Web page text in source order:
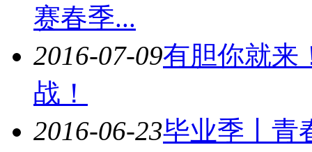
赛春季...
2016-07-09有胆你就来
战！
2016-06-23毕业季丨青